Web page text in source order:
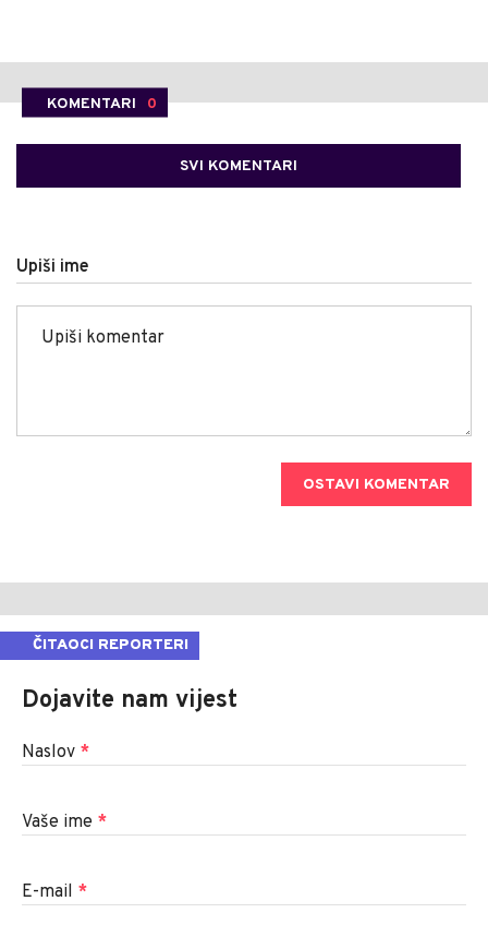
KOMENTARI 0
SVI KOMENTARI
Upiši ime
OSTAVI KOMENTAR
ČITAOCI REPORTERI
Dojavite nam vijest
Naslov *
Vaše ime *
E-mail *